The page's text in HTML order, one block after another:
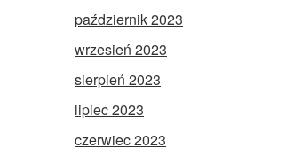
październik 2023
wrzesień 2023
sierpień 2023
lipiec 2023
czerwiec 2023